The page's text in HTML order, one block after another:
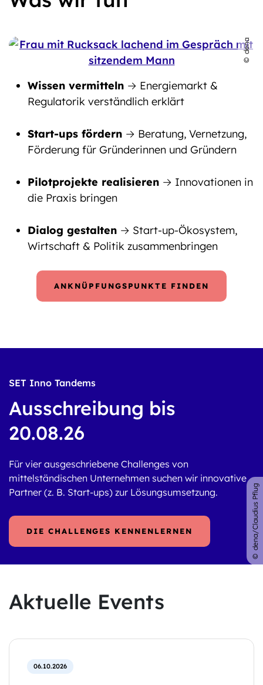
dena/Claudius Pflug
Wissen vermitteln → Energiemarkt &
Regulatorik verständlich erklärt
Start-ups fördern → Beratung, Vernetzung,
Förderung für Gründerinnen und Gründern
Pilotprojekte realisieren → Innovationen in
die Praxis bringen
Dialog gestalten → Start-up-Ökosystem,
Wirtschaft & Politik zusammenbringen
ANKNÜPFUNGSPUNKTE FINDEN
dena/Claudius Pflug
SET Inno Tandems
Ausschreibung bis
20.08.26
Für vier ausgeschriebene Challenges von
mittelständischen Unternehmen suchen wir innovative
Partner (z. B. Start-ups) zur Lösungsumsetzung.
DIE CHALLENGES KENNENLERNEN
Aktuelle Events
06.10.2026